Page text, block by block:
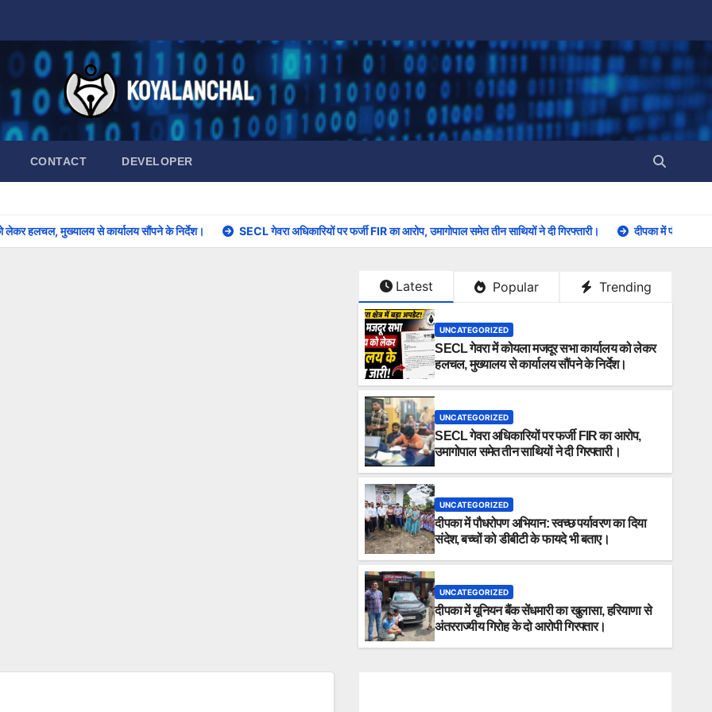
CONTACT DEVELOPER
लेकर हलचल, मुख्यालय से कार्यालय सौंपने के निर्देश। SECL गेवरा अधिकारियों पर फर्जी FIR का आरोप, उमागोपाल समेत तीन साथियों ने दी गिरफ्तारी। दीपका में पौधरोपण
Latest Popular Trending
UNCATEGORIZED
SECL गेवरा में कोयला मजदूर सभा कार्यालय को लेकर
हलचल, मुख्यालय से कार्यालय सौंपने के निर्देश।
UNCATEGORIZED
SECL गेवरा अधिकारियों पर फर्जी FIR का आरोप,
उमागोपाल समेत तीन साथियों ने दी गिरफ्तारी।
UNCATEGORIZED
दीपका में पौधरोपण अभियान: स्वच्छ पर्यावरण का दिया
संदेश, बच्चों को डीबीटी के फायदे भी बताए।
UNCATEGORIZED
दीपका में यूनियन बैंक सेंधमारी का खुलासा, हरियाणा से
अंतरराज्यीय गिरोह के दो आरोपी गिरफ्तार।